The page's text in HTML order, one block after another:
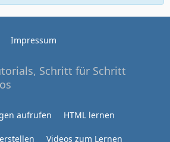
Impressum
Schritt für Schritt
aufrufen HTML lernen
Videos zum Lernen